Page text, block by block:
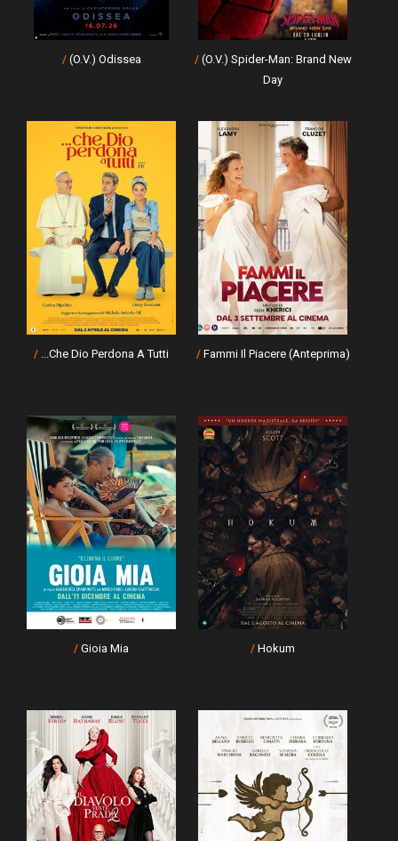
/(O.V.) Odissea /(O.V.) Spider-Man: Brand New
Day
/ ...Che Dio Perdona A Tutti /Fammi Il Piacere (Anteprima)
/ Gioia Mia / Hokum